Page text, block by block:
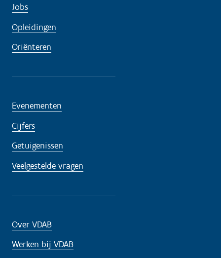
Jobs
Opleidingen
Oriënteren
Evenementen
Cijfers
Getuigenissen
Veelgestelde vragen
Over VDAB
Werken bij VDAB